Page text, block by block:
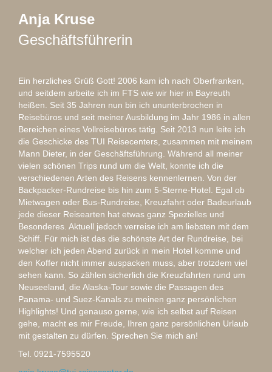
Anja Kruse
Geschäftsführerin
Ein herzliches Grüß Gott! 2006 kam ich nach Oberfranken,
und seitdem arbeite ich im FTS wie wir hier in Bayreuth
heißen. Seit 35 Jahren nun bin ich ununterbrochen in
Reisebüros und seit meiner Ausbildung im Jahr 1986 in allen
Bereichen eines Vollreisebüros tätig. Seit 2013 nun leite ich
die Geschicke des TUI Reisecenters, zusammen mit meinem
Mann Dieter, in der Geschäftsführung. Während all meiner
vielen schönen Trips rund um die Welt, konnte ich die
verschiedenen Arten des Reisens kennenlernen. Von der
Backpacker-Rundreise bis hin zum 5-Sterne-Hotel. Egal ob
Mietwagen oder Bus-Rundreise, Kreuzfahrt oder Badeurlaub
jede dieser Reisearten hat etwas ganz Spezielles und
Besonderes. Aktuell jedoch verreise ich am liebsten mit dem
Schiff. Für mich ist das die schönste Art der Rundreise, bei
welcher ich jeden Abend zurück in mein Hotel komme und
den Koffer nicht immer auspacken muss, aber trotzdem viel
sehen kann. So zählen sicherlich die Kreuzfahrten rund um
Neuseeland, die Alaska-Tour sowie die Passagen des
Panama- und Suez-Kanals zu meinen ganz persönlichen
Highlights! Und genauso gerne, wie ich selbst auf Reisen
gehe, macht es mir Freude, Ihren ganz persönlichen Urlaub
mit gestalten zu dürfen. Sprechen Sie mich an!
Tel. 0921-7595520